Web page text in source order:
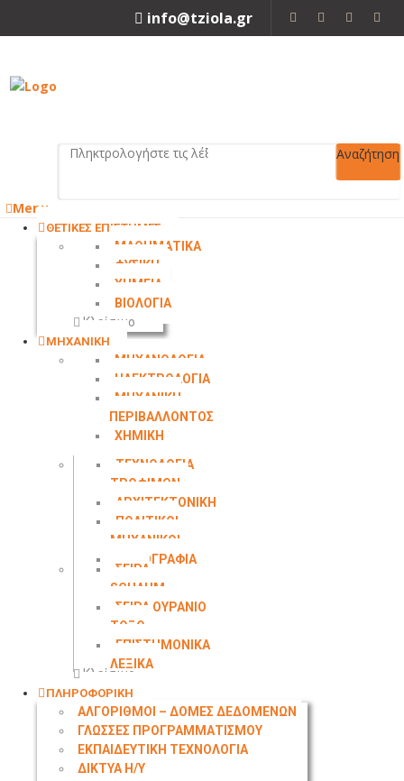
info@tziola.gr
Αναζήτηση
Menu
ΘΕΤΙΚΕΣ ΕΠΙΣΤΗΜΕΣ
ΜΑΘΗΜΑΤΙΚΑ
ΦΥΣΙΚΗ
ΧΗΜΕΙΑ
ΒΙΟΛΟΓΙΑ
Κλείσιμο
ΜΗΧΑΝΙΚΗ
ΜΗΧΑΝΟΛΟΓΙΑ
ΗΛΕΚΤΡΟΛΟΓΙΑ
ΜΗΧΑΝΙΚΗ
ΠΕΡΙΒΑΛΛΟΝΤΟΣ
ΧΗΜΙΚΗ
ΤΕΧΝΟΛΟΓΙΑ
ΤΡΟΦΙΜΩΝ
ΑΡΧΙΤΕΚΤΟΝΙΚΗ
ΠΟΛΙΤΙΚΟΙ
ΜΗΧΑΝΙΚΟΙ
ΤΟΠΟΓΡΑΦΙΑ
ΣΕΙΡΑ
SCHAUM
ΣΕΙΡΑ ΟΥΡΑΝΙΟ
ΤΟΞΟ
ΕΠΙΣΤΗΜΟΝΙΚΑ
ΛΕΞΙΚΑ
Κλείσιμο
ΠΛΗΡΟΦΟΡΙΚΗ
ΑΛΓΟΡΙΘΜΟΙ – ΔΟΜΕΣ ΔΕΔΟΜΕΝΩΝ
ΓΛΩΣΣΕΣ ΠΡΟΓΡΑΜΜΑΤΙΣΜΟΥ
ΕΚΠΑΙΔΕΥΤΙΚΗ ΤΕΧΝΟΛΟΓΙΑ
ΔΙΚΤΥΑ Η/Υ